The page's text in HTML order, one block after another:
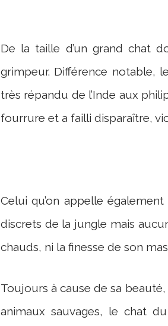
De la taille d’un grand chat
grimpeur. Différence notable,
très répandu de l’Inde aux
fourrure et a failli disparaître,
Celui qu’on appelle
discrets de la jungle mais
chauds, ni la finesse de son
Toujours à cause de sa
animaux sauvages, le chat